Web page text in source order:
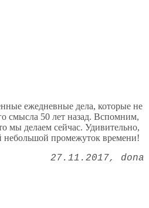
ежедневные дела, которые не
смысла 50 лет назад. Вспомним,
мы делаем сейчас. Удивительно,
небольшой промежуток времени!
27.11.2017 dona